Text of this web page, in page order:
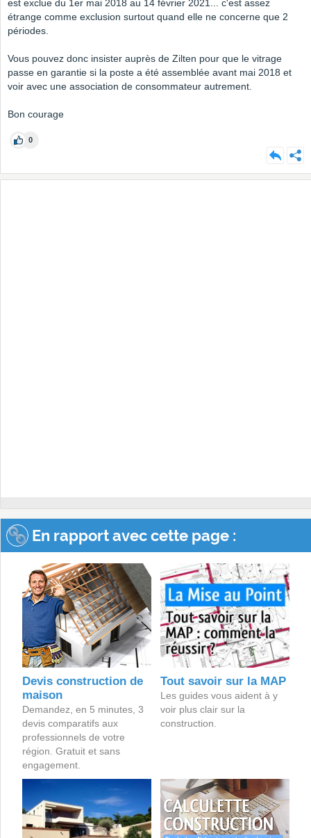
est exclue du 1er mai 2018 au 14 février 2021... c'est assez
étrange comme exclusion surtout quand elle ne concerne que 2
périodes.
Vous pouvez donc insister auprès de Zilten pour que le vitrage
passe en garantie si la poste a été assemblée avant mai 2018 et
voir avec une association de consommateur autrement.
Bon courage
0
En rapport avec cette page :
Devis construction de
maison
Demandez, en 5 minutes, 3
devis comparatifs aux
professionnels de votre
région. Gratuit et sans
engagement.
Tout savoir sur la MAP
Les guides vous aident à y
voir plus clair sur la
construction.